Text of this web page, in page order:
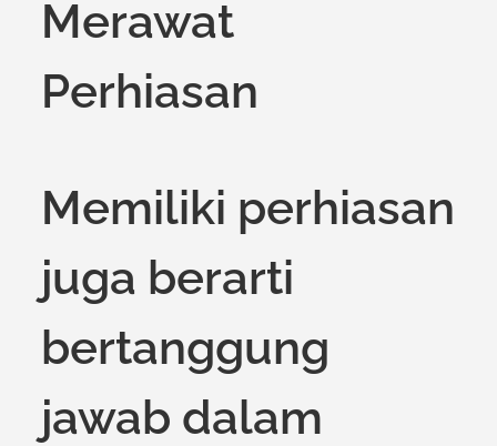
Merawat
Perhiasan
Memiliki perhiasan
juga berarti
bertanggung
jawab dalam